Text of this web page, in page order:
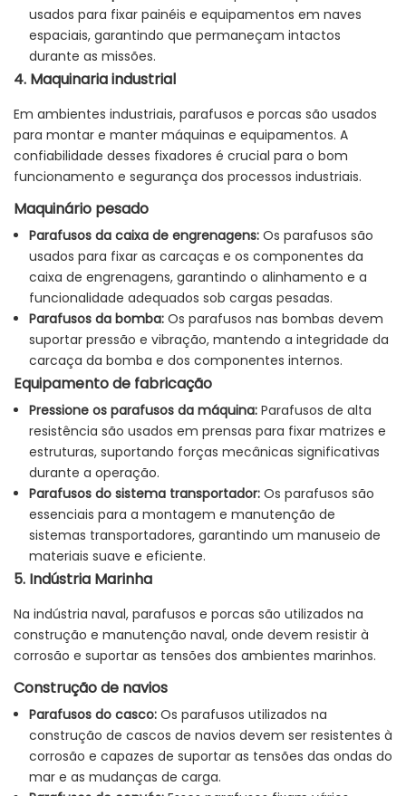
usados ​​para fixar painéis e equipamentos em naves
espaciais, garantindo que permaneçam intactos
durante as missões.
4. Maquinaria industrial
Em ambientes industriais, parafusos e porcas são usados ​​
para montar e manter máquinas e equipamentos. A
confiabilidade desses fixadores é crucial para o bom
funcionamento e segurança dos processos industriais.
Maquinário pesado
Parafusos da caixa de engrenagens: Os parafusos são
usados ​​para fixar as carcaças e os componentes da
caixa de engrenagens, garantindo o alinhamento e a
funcionalidade adequados sob cargas pesadas.
Parafusos da bomba: Os parafusos nas bombas devem
suportar pressão e vibração, mantendo a integridade da
carcaça da bomba e dos componentes internos.
Equipamento de fabricação
Pressione os parafusos da máquina: Parafusos de alta
resistência são usados ​​em prensas para fixar matrizes e
estruturas, suportando forças mecânicas significativas
durante a operação.
Parafusos do sistema transportador: Os parafusos são
essenciais para a montagem e manutenção de
sistemas transportadores, garantindo um manuseio de
materiais suave e eficiente.
5. Indústria Marinha
Na indústria naval, parafusos e porcas são utilizados na
construção e manutenção naval, onde devem resistir à
corrosão e suportar as tensões dos ambientes marinhos.
Construção de navios
Parafusos do casco: Os parafusos utilizados na
construção de cascos de navios devem ser resistentes à
corrosão e capazes de suportar as tensões das ondas do
mar e as mudanças de carga.